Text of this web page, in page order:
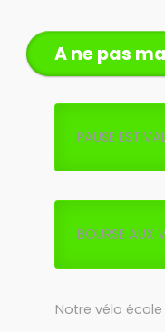
A ne pas
PAUSE
BOURSE AUX
Notre vélo école